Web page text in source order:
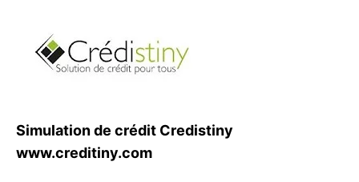
Simulation de crédit Credistiny
www.creditiny.com